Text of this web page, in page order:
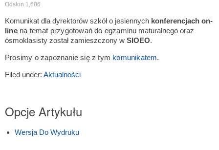
Odsłon 1,606
Komunikat dla dyrektorów szkół o jesiennych konferencjach on-
linena temat przygotowań do egzaminu maturalnego oraz
ósmoklasisty został zamieszczony w SIOEO.
Prosimy o zapoznanie się z tym komunikatem.
Filed under: Aktualności
Opcje Artykułu
Wersja Do Wydruku